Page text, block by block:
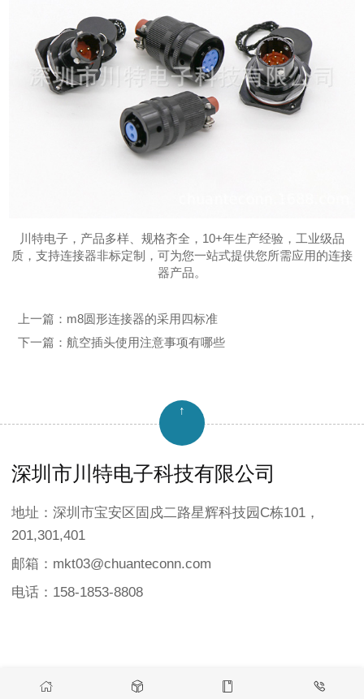
川特电子，产品多样、规格齐全，10+年生产经验，工业级品
质，支持连接器非标定制，可为您一站式提供您所需应用的连接
器产品。
上一篇： m8圆形连接器的采用四标准
下一篇： 航空插头使用注意事项有哪些
↑
深圳市川特电子科技有限公司
地址：深圳市宝安区固戍二路星辉科技园C栋101，
201,301,401
邮箱：mkt03@chuanteconn.com
电话：158-1853-8808
   